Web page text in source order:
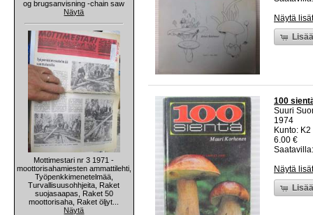
og brugsanvisning -chain saw
Näytä
Mottimestari nr 3 1971 -
moottorisahamiesten ammattilehti,
Työpenkkimenetelmää,
Turvallisuusohhjeita, Raket
suojasaapas, Raket 50
moottorisaha, Raket öljyt...
Näytä
Näytä
100
Suuri
1974
Kunto:
6.00 €
Näytä